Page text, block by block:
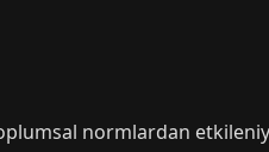
normlardan